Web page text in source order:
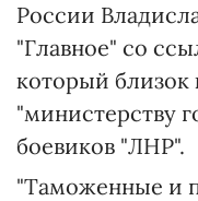
России
"Главное" со
который близок
"министерству
боевиков "ЛНР".
"Таможенные и